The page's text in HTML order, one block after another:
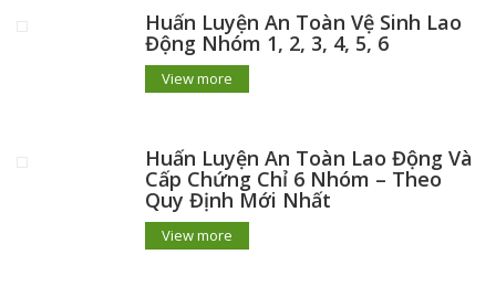
Huấn Luyện An Toàn Vệ Sinh Lao
Động Nhóm 1, 2, 3, 4, 5, 6
View more
Huấn Luyện An Toàn Lao Động Và
Cấp Chứng Chỉ 6 Nhóm – Theo
Quy Định Mới Nhất
View more